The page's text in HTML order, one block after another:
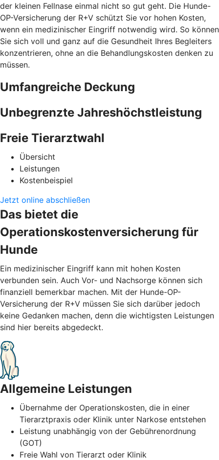
der kleinen Fellnase einmal nicht so gut geht. Die Hunde-
OP-Versicherung der R+V schützt Sie vor hohen Kosten,
wenn ein medizinischer Eingriff notwendig wird. So können
Sie sich voll und ganz auf die Gesundheit Ihres Begleiters
konzentrieren, ohne an die Behandlungskosten denken zu
müssen.
Umfangreiche Deckung
Unbegrenzte Jahreshöchstleistung
Freie Tierarztwahl
Übersicht
Leistungen
Kostenbeispiel
Jetzt online abschließen
Das bietet die
Operationskostenversicherung für
Hunde
Ein medizinischer Eingriff kann mit hohen Kosten
verbunden sein. Auch Vor- und Nachsorge können sich
finanziell bemerkbar machen. Mit der Hunde-OP-
Versicherung der R+V müssen Sie sich darüber jedoch
keine Gedanken machen, denn die wichtigsten Leistungen
sind hier bereits abgedeckt.
Allgemeine Leistungen
Übernahme der Operationskosten, die in einer
Tierarztpraxis oder Klinik unter Narkose entstehen
Leistung unabhängig von der Gebührenordnung
(GOT)
Freie Wahl von Tierarzt oder Klinik